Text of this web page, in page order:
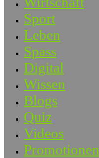
Sport
Leben
Spass
Digital
Wissen
Blogs
Quiz
Videos
Promotionen